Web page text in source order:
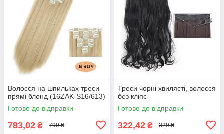
Волосся на шпильках треси
прямі блонд (16ZAK-S16/613)
Готово до відправки
783,02 ₴ 799 ₴
Треси чорні хвилясті, волосся
без кліпс
Готово до відправки
322,42 ₴ 329 ₴